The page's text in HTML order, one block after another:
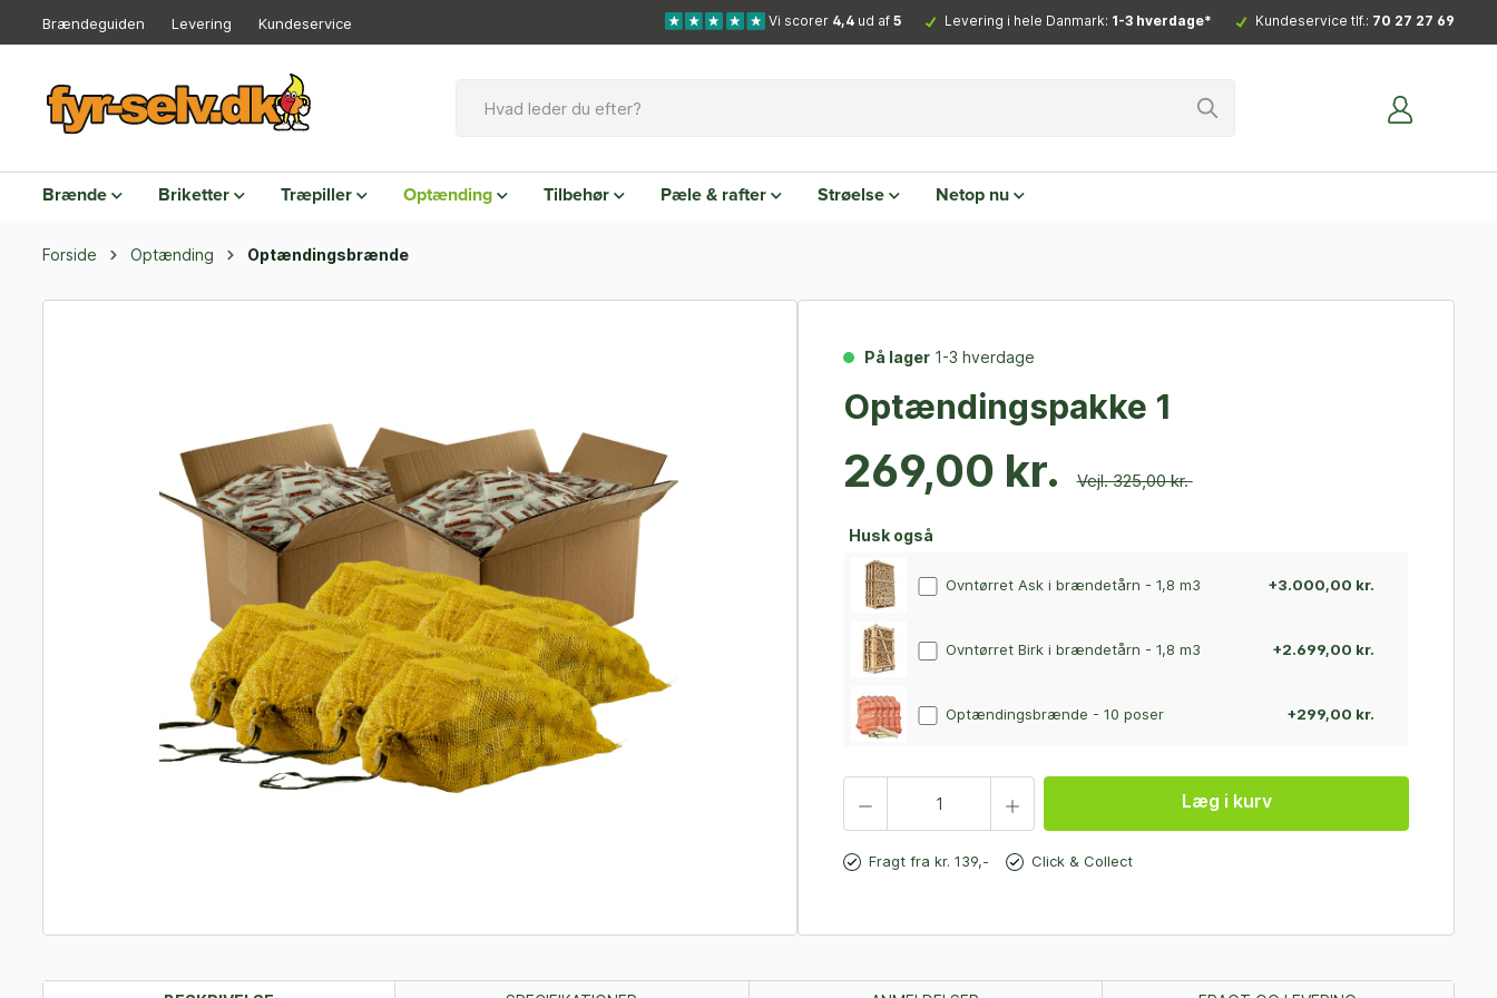
Brændeguiden Levering Kundeservice Vi scorer 4,4 ud af 5 Levering i hele Danmark: 1-3 hverdage* Kundeservice tlf.: 70 27 27 69
Brænde Briketter Træpiller Optænding Tilbehør Pæle & rafter Strøelse Netop nu
Forside Optænding Optændingsbrænde
På lager 1-3 hverdage
Optændingspakke 1
269,00 kr. Vejl. 325,00 kr.
Husk også
Ovntørret Ask i brændetårn - 1,8 m3 +3.000,00 kr.
Ovntørret Birk i brændetårn - 1,8 m3 +2.699,00 kr.
Optændingsbrænde - 10 poser +299,00 kr.
Læg i kurv
Fragt fra kr. 139,- Click & Collect